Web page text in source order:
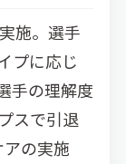
施。選手
プに応じ
手の理解度
スで引退
の実施